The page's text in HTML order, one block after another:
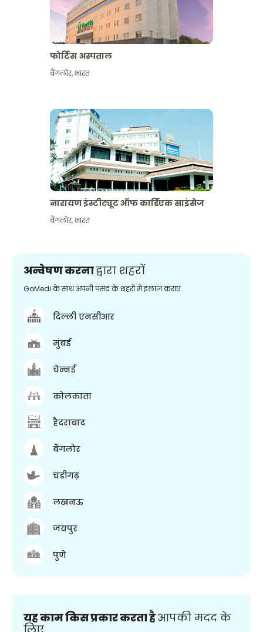
फोर्टिस अस्पताल
बैंगलोर,भारत
नारायण इंस्टीट्यूट ऑफ कार्डिएक साइंसेज
बैंगलोर,भारत
अन्वेषण करनाद्वारा शहरों
GoMedi के साथ अपनी पसंद के शहरों में इलाज कराएं
दिल्ली एनसीआर
मुंबई
चेन्नई
कोलकाता
हैदराबाद
बैंगलोर
चंडीगढ़
लखनऊ
जयपुर
पुणे
यह काम किस प्रकार करता हैआपकी मदद के